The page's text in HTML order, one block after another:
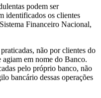
podem ser
identificados os clientes
Financeiro Nacional,
não por clientes do
em nome do Banco.
pelo próprio banco, não
bancário dessas operações